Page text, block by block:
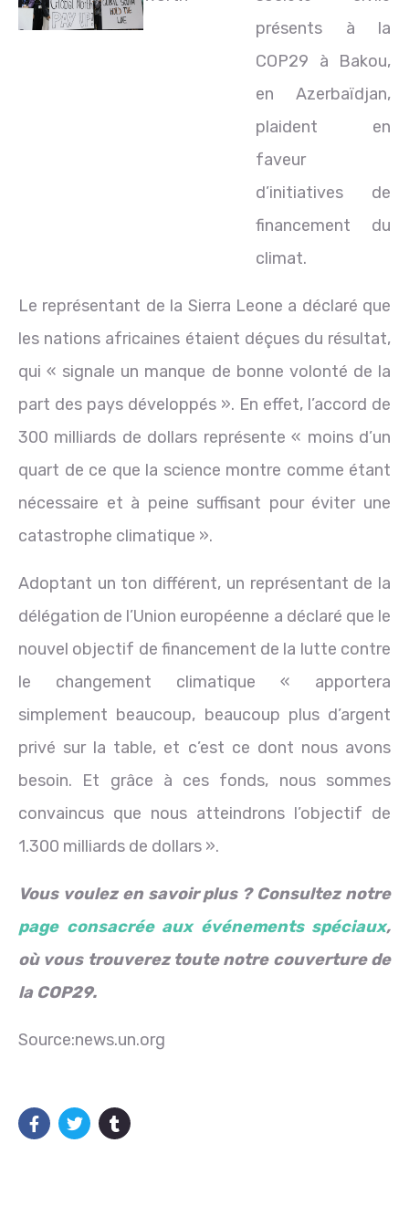
présents à la
COP29 à Bakou,
en Azerbaïdjan,
plaident en
faveur
d’initiatives de
financement du
climat.
Le représentant de la Sierra Leone a déclaré que
les nations africaines étaient déçues du résultat,
qui « signale un manque de bonne volonté de la
part des pays développés ». En effet, l’accord de
300 milliards de dollars représente « moins d’un
quart de ce que la science montre comme étant
nécessaire et à peine suffisant pour éviter une
catastrophe climatique ».
Adoptant un ton différent, un représentant de la
délégation de l’Union européenne a déclaré que le
nouvel objectif de financement de la lutte contre
le changement climatique « apportera
simplement beaucoup, beaucoup plus d’argent
privé sur la table, et c’est ce dont nous avons
besoin. Et grâce à ces fonds, nous sommes
convaincus que nous atteindrons l’objectif de
1.300 milliards de dollars ».
Vous voulez en savoir plus ? Consultez notre
page consacrée aux événements spéciaux,
où vous trouverez toute notre couverture de
la COP29.
Source:news.un.org